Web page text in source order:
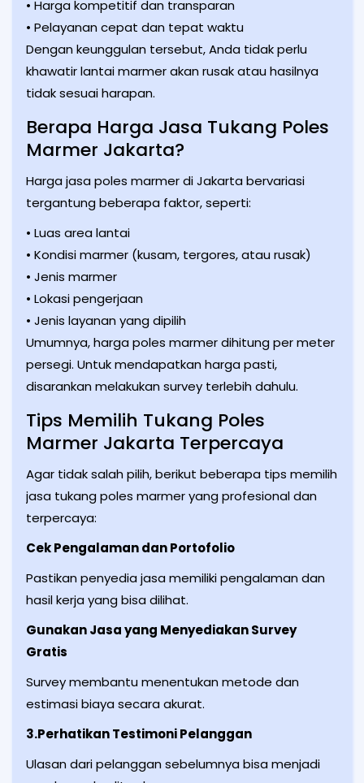
• Harga kompetitif dan transparan
• Pelayanan cepat dan tepat waktu
Dengan keunggulan tersebut, Anda tidak perlu
khawatir lantai marmer akan rusak atau hasilnya
tidak sesuai harapan.
Berapa Harga Jasa Tukang Poles
Marmer Jakarta?
Harga jasa poles marmer di Jakarta bervariasi
tergantung beberapa faktor, seperti:
• Luas area lantai
• Kondisi marmer (kusam, tergores, atau rusak)
• Jenis marmer
• Lokasi pengerjaan
• Jenis layanan yang dipilih
Umumnya, harga poles marmer dihitung per meter
persegi. Untuk mendapatkan harga pasti,
disarankan melakukan survey terlebih dahulu.
Tips Memilih Tukang Poles
Marmer Jakarta Terpercaya
Agar tidak salah pilih, berikut beberapa tips memilih
jasa tukang poles marmer yang profesional dan
terpercaya:
Cek Pengalaman dan Portofolio
Pastikan penyedia jasa memiliki pengalaman dan
hasil kerja yang bisa dilihat.
Gunakan Jasa yang Menyediakan Survey
Gratis
Survey membantu menentukan metode dan
estimasi biaya secara akurat.
3.Perhatikan Testimoni Pelanggan
Ulasan dari pelanggan sebelumnya bisa menjadi